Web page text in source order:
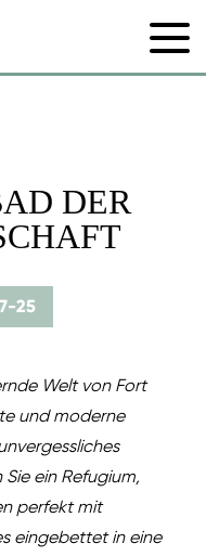
DER
25
Welt von Fort
und moderne
ein Refugium,
perfekt mit
eingebettet in eine